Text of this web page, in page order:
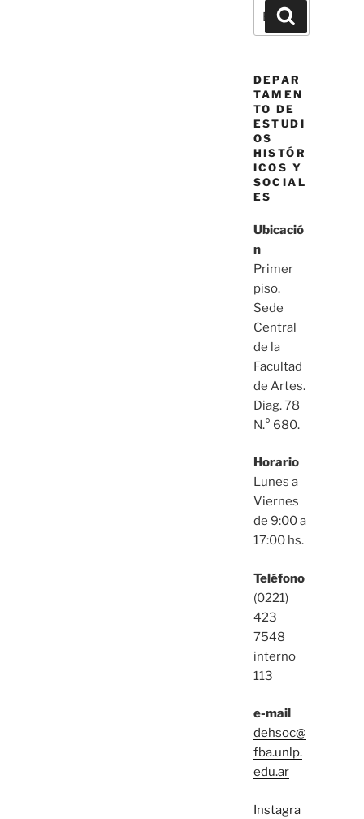
Buscar
por:
DEPAR
TAMEN
TO DE
ESTUDI
OS
HISTÓR
ICOS Y
SOCIAL
ES
Ubicació
n
Primer
piso.
Sede
Central
de la
Facultad
de Artes.
Diag. 78
N.° 680.
Horario
Lunes a
Viernes
de 9:00 a
17:00 hs.
Teléfono
(0221)
423
7548
interno
113
e-mail
dehsoc@
fba.unlp.
edu.ar
Instagra